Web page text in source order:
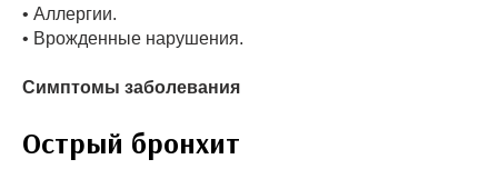
• Аллергии.
• Врожденные нарушения.
Симптомы заболевания
Острый бронхит